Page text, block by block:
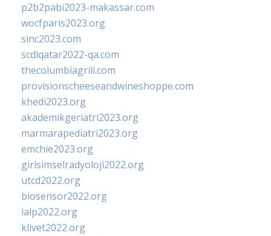
p2b2pabi2023-makassar.com
wocfparis2023.org
sinc2023.com
scdlqatar2022-qa.com
thecolumbiagrill.com
provisionscheeseandwineshoppe.com
khedi2023.org
akademikgeriatri2023.org
marmarapediatri2023.org
emchie2023.org
girisimselradyoloji2022.org
utcd2022.org
biosensor2022.org
ialp2022.org
klivet2022.org